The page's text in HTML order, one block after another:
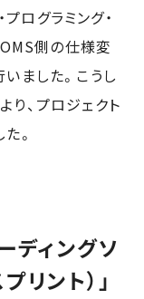
ログラミング・
OMS側の仕様変
ました。こうし
、プロジェクト
。
ディングソ
リント）」